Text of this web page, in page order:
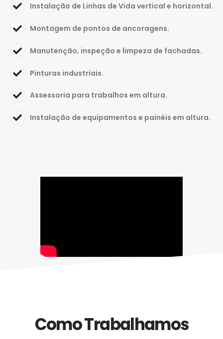
Instalação de Linhas de Vida vertical e horizontal.
Montagem de pontos de ancoragens.
Manutenção, inspeção e limpeza de fachadas.
Pinturas industriais.
Assessoria para trabalhos em altura.
Instalação de equipamentos e painéis em altura.
Como Trabalhamos